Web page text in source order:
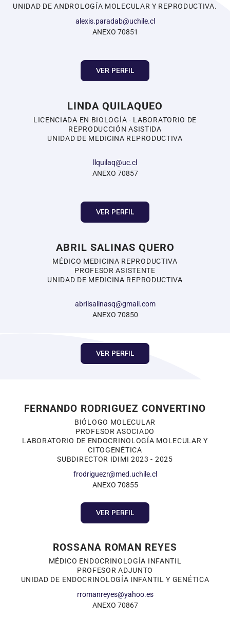
UNIDAD DE ANDROLOGÍA MOLECULAR Y REPRODUCTIVA.
alexis.paradab@uchile.cl
ANEXO 70851
VER PERFIL
LINDA QUILAQUEO
LICENCIADA EN BIOLOGÍA - LABORATORIO DE
REPRODUCCIÓN ASISTIDA
UNIDAD DE MEDICINA REPRODUCTIVA
llquilaq@uc.cl
ANEXO 70857
VER PERFIL
ABRIL SALINAS QUERO
MÉDICO MEDICINA REPRODUCTIVA
PROFESOR ASISTENTE
UNIDAD DE MEDICINA REPRODUCTIVA
abrilsalinasq@gmail.com
ANEXO 70850
VER PERFIL
FERNANDO RODRIGUEZ CONVERTINO
BIÓLOGO MOLECULAR
PROFESOR ASOCIADO
LABORATORIO DE ENDOCRINOLOGÍA MOLECULAR Y
CITOGENÉTICA
SUBDIRECTOR IDIMI 2023 - 2025
frodriguezr@med.uchile.cl
ANEXO 70855
VER PERFIL
ROSSANA ROMAN REYES
MÉDICO ENDOCRINOLOGÍA INFANTIL
PROFESOR ADJUNTO
UNIDAD DE ENDOCRINOLOGÍA INFANTIL Y GENÉTICA
rromanreyes@yahoo.es
ANEXO 70867